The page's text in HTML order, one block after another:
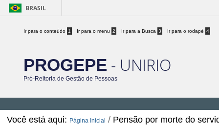
BRASIL
Ir para o conteúdo 1 Ir para o menu 2 Ir para a Busca 3 Ir para o rodapé 4
PROGEPE - UNIRIO
Pró-Reitoria de Gestão de Pessoas
Você está aqui: Página Inicial / Pensão por morte do